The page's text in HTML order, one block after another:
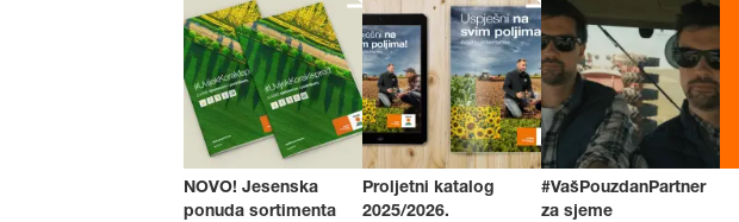
NOVO! Jesenska
ponuda sortimenta
Proljetni katalog
2025/2026.
#VašPouzdanPartner
za sjeme